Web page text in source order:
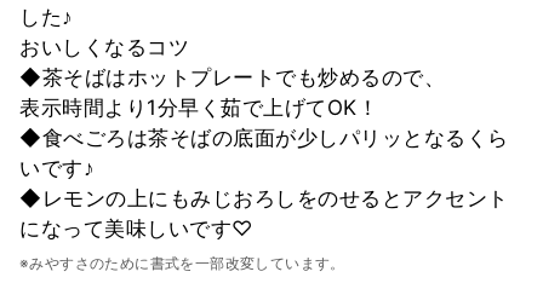
した♪
おいしくなるコツ
◆茶そばはホットプレートでも炒めるので、
表示時間より1分早く茹で上げてOK！
◆食べごろは茶そばの底面が少しパリッとなるくら
いです♪
◆レモンの上にもみじおろしをのせるとアクセント
になって美味しいです♡
※みやすさのために書式を一部改変しています。